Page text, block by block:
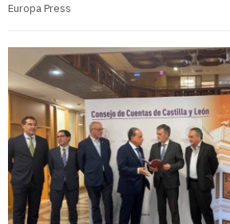
Europa Press